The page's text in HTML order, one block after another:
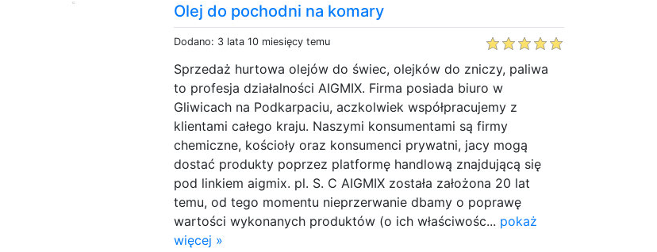
Olej do pochodni na komary
Dodano: 3 lata 10 miesięcy temu
Sprzedaż hurtowa olejów do świec, olejków do zniczy, paliwa
to profesja działalności AIGMIX. Firma posiada biuro w
Gliwicach na Podkarpaciu, aczkolwiek współpracujemy z
klientami całego kraju. Naszymi konsumentami są firmy
chemiczne, kościoły oraz konsumenci prywatni, jacy mogą
dostać produkty poprzez platformę handlową znajdującą się
pod linkiem aigmix. pl. S. C AIGMIX została założona 20 lat
temu, od tego momentu nieprzerwanie dbamy o poprawę
wartości wykonanych produktów (o ich właściwośc... pokaż
więcej »